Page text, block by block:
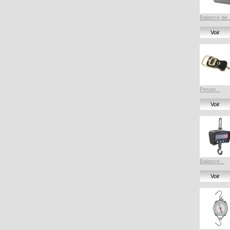
Balance
Voir
Peson...
Voir
Balance...
Voir